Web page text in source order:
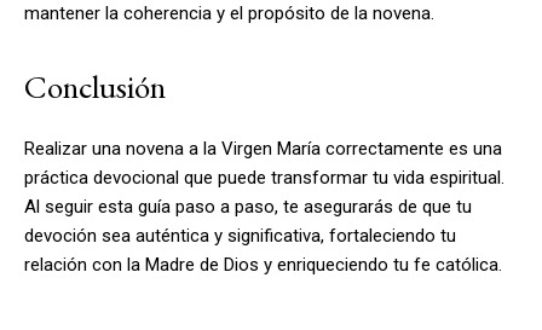
mantener la coherencia y el propósito de la novena.
Conclusión
Realizar una novena a la Virgen María correctamente es una
práctica devocional que puede transformar tu vida espiritual.
Al seguir esta guía paso a paso, te asegurarás de que tu
devoción sea auténtica y significativa, fortaleciendo tu
relación con la Madre de Dios y enriqueciendo tu fe católica.